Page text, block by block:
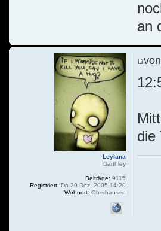
an
von
die
Leylana
Darthley
Beiträge: 9115
Registriert: Do 29 Dez, 2005 14:20
Wohnort: Oberhausen